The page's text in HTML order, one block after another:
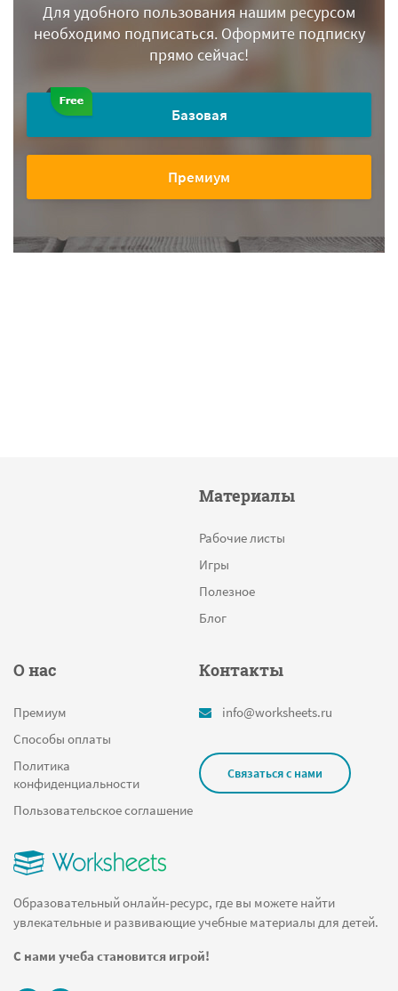
Для удобного пользования нашим ресурсом
необходимо подписаться.Оформите подписку
прямо сейчас!
Базовая
Премиум
Образовательный онлайн-ресурс, где вы можете найти
увлекательные и развивающие учебные материалы для детей.
С нами учеба становится игрой!
Материалы
Рабочие листы
Игры
Полезное
Блог
О нас
Премиум
Способы оплаты
Политика
конфиденциальности
Пользовательское соглашение
Контакты
info@worksheets.ru
Связаться с нами